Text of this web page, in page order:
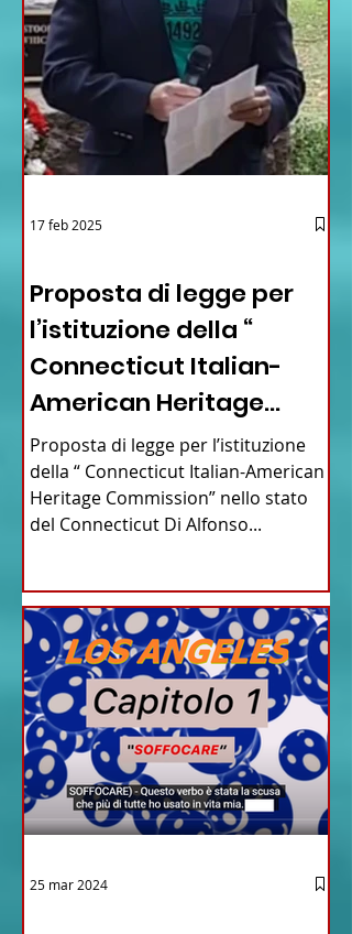
Proposta di legge per
l’istituzione della “
Connecticut Italian-
American Heritage
Commission” nello stato
del Connecticut
Proposta di legge per l’istituzione
della “ Connecticut Italian-American
Heritage Commission” nello stato
del Connecticut Di Alfonso...
17 feb 2025
25 mar 2024